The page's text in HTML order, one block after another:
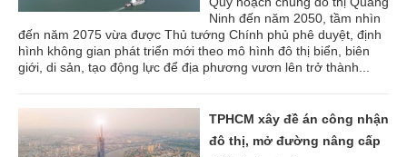
Ninh đến năm 2050, tầm nhìn
đến năm 2075 vừa được Thủ tướng Chính phủ phê duyệt, định
hình không gian phát triển mới theo mô hình đô thị biển, biên
giới, di sản, tạo động lực để địa phương vươn lên trở thành...
TPHCM xây đề án công nhận
đô thị, mở đường nâng cấp